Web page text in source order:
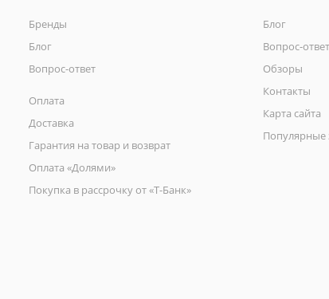
Бренды
Блог
Вопрос-ответ
Оплата
Доставка
Гарантия на товар и возврат
Оплата «Долями»
Покупка в рассрочку от «Т-Банк»
Блог
Вопрос-ответ
Обзоры
Контакты
Карта сайта
Популярные